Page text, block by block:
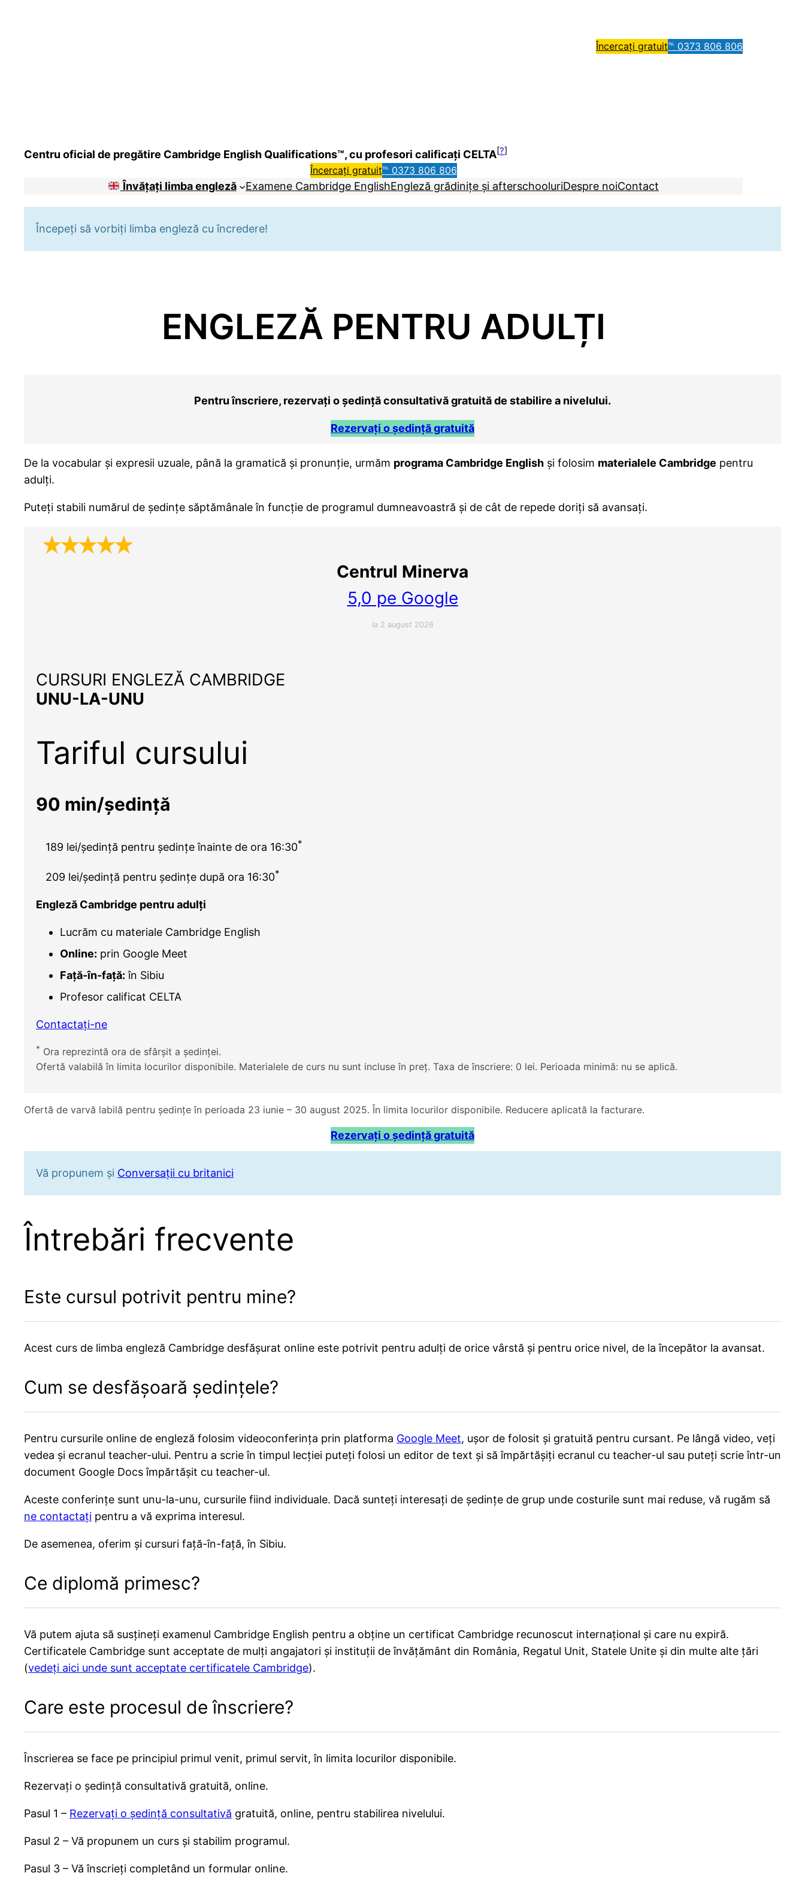
Încercați gratuit℡ 0373 806 806
Centru oficial de pregătire Cambridge English Qualifications™, cu profesori calificați CELTA[?]
Încercați gratuit℡ 0373 806 806
Învățați limba engleză Examene Cambridge EnglishEngleză grădinițe și afterschooluriDespre noiContact
Începeți să vorbiți limba engleză cu încredere!
ENGLEZĂ PENTRU ADULȚI
Pentru înscriere, rezervați o ședință consultativă gratuită de stabilire a nivelului.
Rezervați o ședință gratuită
De la vocabular și expresii uzuale, până la gramatică și pronunție, urmăm programa Cambridge English și folosim materialele Cambridge pentru
adulți.
Puteți stabili numărul de ședințe săptămânale în funcție de programul dumneavoastră și de cât de repede doriți să avansați.
Centrul Minerva
5,0 pe Google
la 2 august 2026
CURSURI ENGLEZĂ CAMBRIDGE
UNU-LA-UNU
Tariful cursului
90 min/ședință
189 lei/ședință pentru ședințe înainte de ora 16:30*
209 lei/ședință pentru ședințe după ora 16:30*
Engleză Cambridge pentru adulți
Lucrăm cu materiale Cambridge English
Online: prin Google Meet
Față-în-față: în Sibiu
Profesor calificat CELTA
Contactați-ne
* Ora reprezintă ora de sfârșit a ședinței.
Ofertă valabilă în limita locurilor disponibile. Materialele de curs nu sunt incluse în preț. Taxa de înscriere: 0 lei. Perioada minimă: nu se aplică.
Ofertă de varvă labilă pentru ședințe în perioada 23 iunie – 30 august 2025. În limita locurilor disponibile. Reducere aplicată la facturare.
Rezervați o ședință gratuită
Vă propunem și Conversații cu britanici
Întrebări frecvente
Este cursul potrivit pentru mine?
Acest curs de limba engleză Cambridge desfășurat online este potrivit pentru adulți de orice vârstă și pentru orice nivel, de la începător la avansat.
Cum se desfășoară ședințele?
Pentru cursurile online de engleză folosim videoconferința prin platforma Google Meet, ușor de folosit și gratuită pentru cursant. Pe lângă video, veți
vedea și ecranul teacher-ului. Pentru a scrie în timpul lecției puteți folosi un editor de text și să împărtășiți ecranul cu teacher-ul sau puteți scrie într-un
document Google Docs împărtășit cu teacher-ul.
Aceste conferințe sunt unu-la-unu, cursurile fiind individuale. Dacă sunteți interesați de ședințe de grup unde costurile sunt mai reduse, vă rugăm să
ne contactați pentru a vă exprima interesul.
De asemenea, oferim și cursuri față-în-față, în Sibiu.
Ce diplomă primesc?
Vă putem ajuta să susțineți examenul Cambridge English pentru a obține un certificat Cambridge recunoscut internațional și care nu expiră.
Certificatele Cambridge sunt acceptate de mulți angajatori și instituții de învățământ din România, Regatul Unit, Statele Unite și din multe alte țări
(vedeți aici unde sunt acceptate certificatele Cambridge).
Care este procesul de înscriere?
Înscrierea se face pe principiul primul venit, primul servit, în limita locurilor disponibile.
Rezervați o ședință consultativă gratuită, online.
Pasul 1 – Rezervați o ședință consultativă gratuită, online, pentru stabilirea nivelului.
Pasul 2 – Vă propunem un curs și stabilim programul.
Pasul 3 – Vă înscrieți completând un formular online.